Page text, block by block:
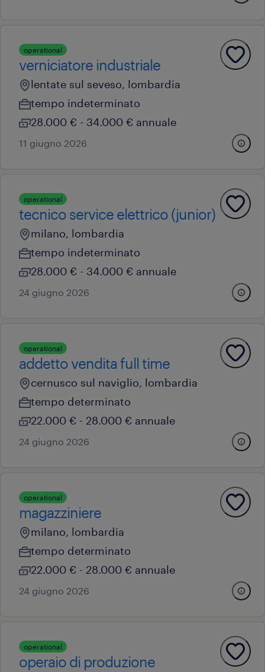
operational
verniciatore industriale
lentate sul seveso, lombardia
tempo indeterminato
28.000 € - 34.000 € annuale
11 giugno 2026
operational
tecnico service elettrico (junior)
milano, lombardia
tempo indeterminato
28.000 € - 34.000 € annuale
24 giugno 2026
operational
addetto vendita full time
cernusco sul naviglio, lombardia
tempo determinato
22.000 € - 28.000 € annuale
24 giugno 2026
operational
magazziniere
milano, lombardia
tempo determinato
22.000 € - 28.000 € annuale
24 giugno 2026
operational
operaio di produzione